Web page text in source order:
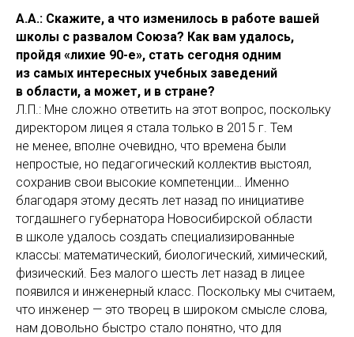
А.А.: Скажите, а что изменилось в работе вашей
школы с развалом Союза? Как вам удалось,
пройдя «лихие 90-е», стать сегодня одним
из самых интересных учебных заведений
в области, а может, и в стране?
Л.П.: Мне сложно ответить на этот вопрос, поскольку
директором лицея я стала только в 2015 г. Тем
не менее, вполне очевидно, что времена были
непростые, но педагогический коллектив выстоял,
сохранив свои высокие компетенции… Именно
благодаря этому десять лет назад по инициативе
тогдашнего губернатора Новосибирской области
в школе удалось создать специализированные
классы: математический, биологический, химический,
физический. Без малого шесть лет назад в лицее
появился и инженерный класс. Поскольку мы считаем,
что инженер — это творец в широком смысле слова,
нам довольно быстро стало понятно, что для